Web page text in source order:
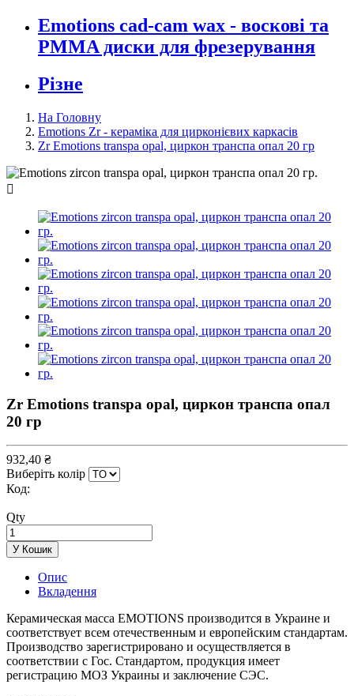
Emotions cad-cam wax - воскові та
PMMA диски для фрезерування
Різне
На Головну
Emotions Zr - кераміка для цирконієвих каркасів
Zr Emotions transpa opal, циркон транспа опал 20 гр

Zr Emotions transpa opal, циркон транспа опал
20 гр
932,40 ₴
Виберіть колір
Код:
Qty
У Кошик
Опис
Вкладення
Керамическая масса EMOTIONS производится в Украине и
соответствует всем отечественным и европейским стандартам.
Производство зарегистрировано и осуществляется в
соответствии с Гос. Стандартом, продукция имеет
регистрацию МОЗ Украины и заключение СЭС.